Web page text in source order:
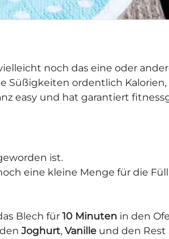
noch das eine oder
Süßigkeiten ordentlich
easy und hat garantiert
ist.
eine kleine Menge für die
Blech für 10 Minuten in den
Joghurt, Vanille und den Rest